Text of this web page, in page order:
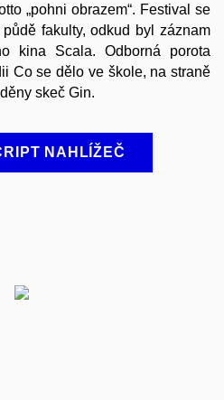
„pohni obrazem“. Festival se
fakulty, odkud byl záznam
kina Scala. Odborná porota
Co se dělo ve škole, na straně
skeč Gin.
NAHLÍŽEČ